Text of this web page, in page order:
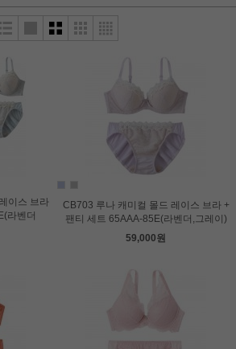
이스 브라
라벤더
CB703 루나 캐미컬 몰드 레이스 브라 +
팬티 세트 65AAA-85E(라벤더,그레이)
59,000원